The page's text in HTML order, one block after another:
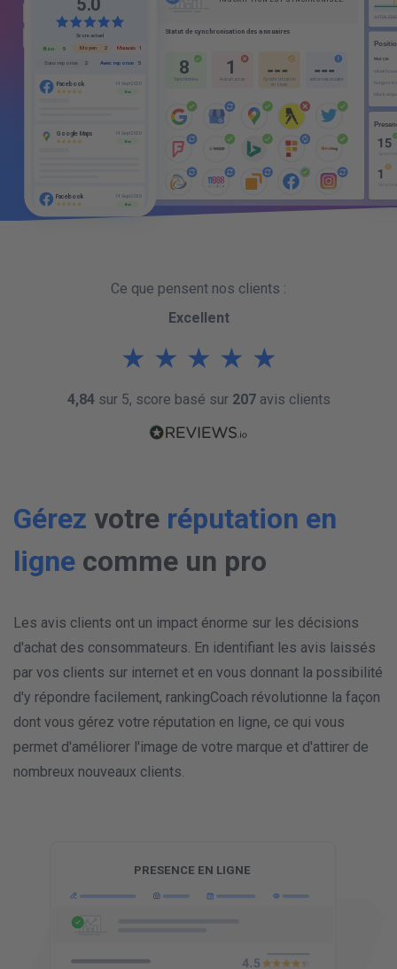
Score actuel
5
Avec reponse
2
Sans reponse
1
Mauvais
2
Moyen
5
Bon
Bon
14 Sept 2020
Facebook
Bon
14 Sept 2020
Google Maps
Bon
14 Sept 2020
Facebook
0
5.
Repondre
14 Mar 2020
Facebook
Repondre
Avec reponse
14 Mar 2020
Facebook
1
Synchr oni ation
en cours
Aucun acces
yn ch ron se act on n e ce aire
1
13
Statut d e sync hronisation d es a nn uaires
Sans reponse
5
Avec reponse
Ce que pensent nos clients :
Excellent
★ ★ ★ ★ ★
4,84sur 5, score basé sur 207avis clients
Gérez votre réputation en
ligne comme un pro
Les avis clients ont un impact énorme sur les décisions
d'achat des consommateurs. En identifiant les avis laissés
par vos clients sur internet et en vous donnant la possibilité
d'y répondre facilement, rankingCoach révolutionne la façon
dont vous gérez votre réputation en ligne, ce qui vous
permet d'améliorer l'image de votre marque et d'attirer de
nombreux nouveaux clients.